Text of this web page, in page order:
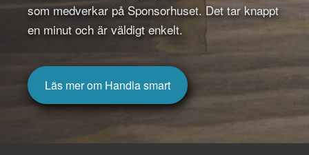
som medverkar på Sponsorhuset. Det tar knappt
en minut och är väldigt enkelt.
Läs mer om Handla smart